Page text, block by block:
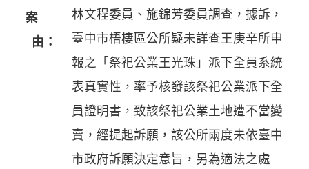
案
由：
林文程委員、施錦芳委員調查，據訴，
臺中市梧棲區公所疑未詳查王庚辛所申
報之「祭祀公業王光珠」派下全員系統
表真實性，率予核發該祭祀公業派下全
員證明書，致該祭祀公業土地遭不當變
賣，經提起訴願，該公所兩度未依臺中
市政府訴願決定意旨，另為適法之處